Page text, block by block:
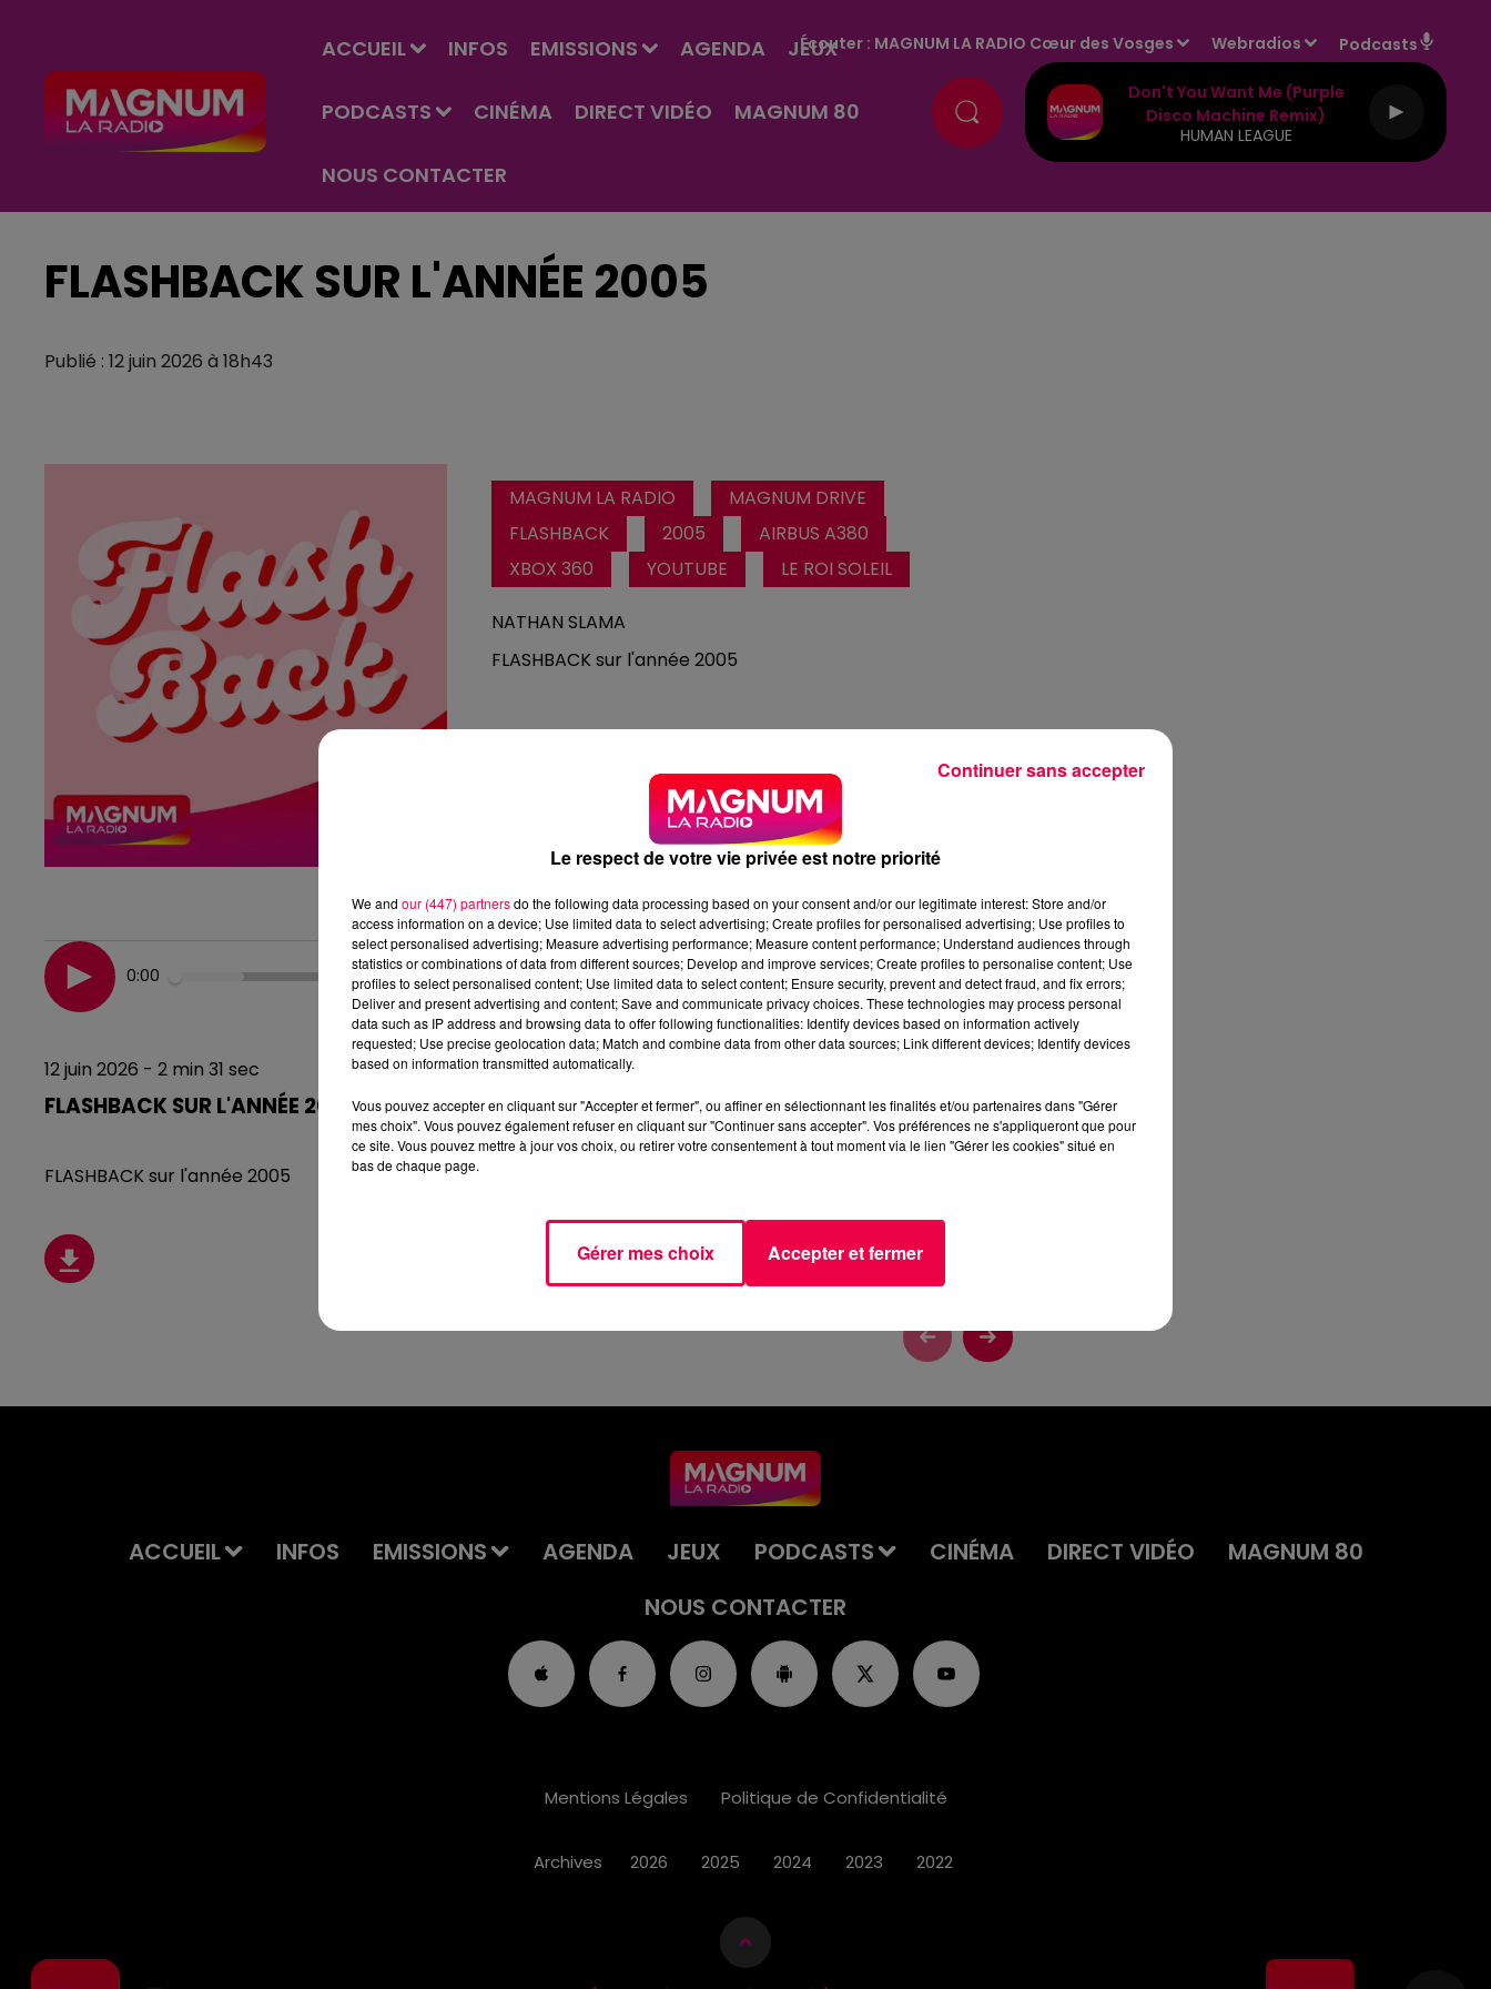
ACCUEIL INFOS EMISSIONS AGENDA JEUX
PODCASTS CINÉMA DIRECT VIDÉO MAGNUM 80
NOUS CONTACTER
Écouter : MAGNUM LA RADIO Cœur des Vosges Webradios Podcasts
Don't You Want Me (purple
Disco Machine Remix)
HUMAN LEAGUE
FLASHBACK SUR L'ANNÉE 2005
Publié : 12 juin 2026 à 18h43
MAGNUM LA RADIO
MAGNUM DRIVE
FLASHBACK
2005
AIRBUS A380
XBOX 360
YOUTUBE LE ROI SOLEIL
NATHAN SLAMA
FLASHBACK sur l'année 2005
0:00 2 min 31 sec
12 juin 2026 - 2 min 31 sec
FLASHBACK SUR L'ANNÉE 2005
FLASHBACK sur l'année 2005
ACCUEIL INFOS EMISSIONS AGENDA JEUX PODCASTS CINÉMA DIRECT VIDÉO
MAGNUM 80
NOUS CONTACTER
Mentions Légales Politique de Confidentialité
Archives 2026 2025 2024 2023 2022
Le respect de votre vie privée est notre priorité
We and our (447) partnersdo the following data processing based on your consent and/or our legitimate interest: Store and/or
access information on a device; Use limited data to select advertising; Create profiles for personalised advertising; Use profiles to
select personalised advertising; Measure advertising performance; Measure content performance; Understand audiences through
statistics or combinations of data from different sources; Develop and improve services; Create profiles to personalise content; Use
profiles to select personalised content; Use limited data to select content; Ensure security, prevent and detect fraud, and fix errors;
Deliver and present advertising and content; Save and communicate privacy choices. These technologies may process personal
data such as IP address and browsing data to offer following functionalities: Identify devices based on information actively
requested; Use precise geolocation data; Match and combine data from other data sources; Link different devices; Identify devices
based on information transmitted automatically.
Vous pouvez accepter en cliquant sur "Accepter et fermer", ou affiner en sélectionnant les finalités et/ou partenaires dans "Gérer
mes choix". Vous pouvez également refuser en cliquant sur "Continuer sans accepter". Vos préférences ne s'appliqueront que pour
ce site. Vous pouvez mettre à jour vos choix, ou retirer votre consentement à tout moment via le lien "Gérer les cookies" situé en
bas de chaque page.
Gérer mes choix Accepter et fermer
Continuer sans accepter